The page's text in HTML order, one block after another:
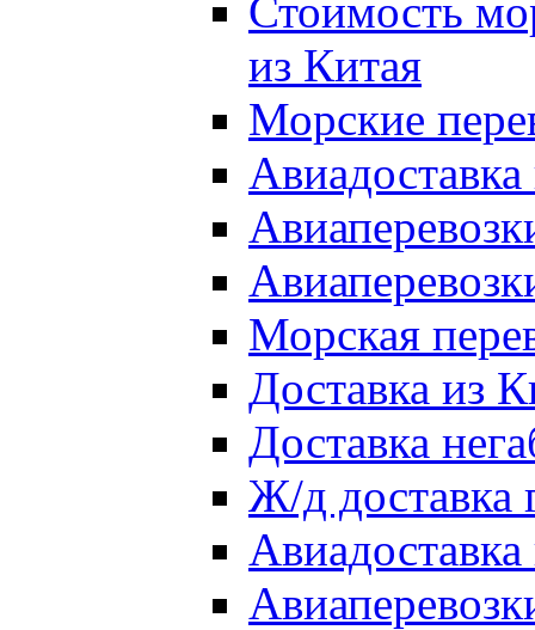
Стоимость
из Китая
Морские
Морская
Доставка из
Доставка
Ж/д доставка